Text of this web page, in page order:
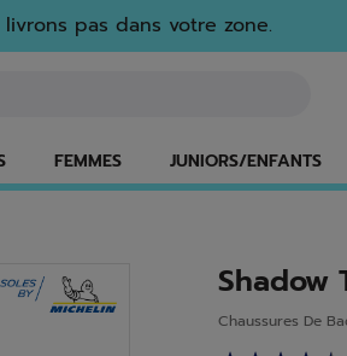
pas dans votre zone.
FEMMES JUNIORS/ENFANTS
Shadow
Chaussures De